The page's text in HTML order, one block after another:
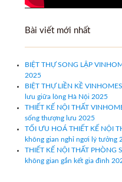
Bài viết mới nhất
BIỆT THỰ SONG LẬP
2025
BIỆT THỰ LIỀN KỀ
lưu giữa lòng Hà Nội 2025
THIẾT KẾ NỘI THẤT
sống thượng lưu 2025
TỐI ƯU HOÁ THIẾT KẾ NỘI
không gian nghỉ ngơi lý tưởng
THIẾT KẾ NỘI THẤT PHÒNG
không gian gắn kết gia đình